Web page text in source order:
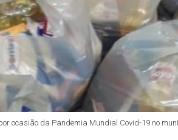
ocasião da Pandemia Mundial Covid-19 no